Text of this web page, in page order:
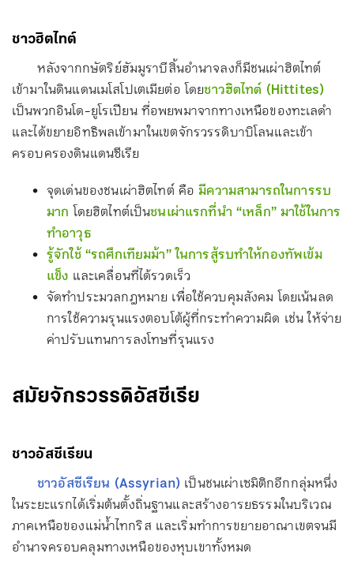
ชาวฮิตไทต์
หลังจากกษัตริย์ฮัมมูราบีสิ้นอำนาจลงก็มีชนเผ่าฮิตไทต์
เข้ามาในดินแดนเมโสโปเตเมียต่อ โดยชาวฮิตไทต์ (Hittites)
เป็นพวกอินโด-ยูโรเปียน ที่อพยพมาจากทางเหนือของทะเลดำ
และได้ขยายอิทธิพลเข้ามาในเขตจักรวรรดิบาบิโลนและเข้า
ครอบครองดินแดนซีเรีย
จุดเด่นของชนเผ่าฮิตไทต์ คือ มีความสามารถในการรบ
มาก โดยฮิตไทต์เป็นชนเผ่าแรกที่นำ “เหล็ก” มาใช้ในการ
ทำอาวุธ
รู้จักใช้ “รถศึกเทียมม้า” ในการสู้รบทำให้กองทัพเข้ม
แข็ง และเคลื่อนที่ได้รวดเร็ว
จัดทำประมวลกฎหมาย เพื่อใช้ควบคุมสังคม โดยเน้นลด
การใช้ความรุนแรงตอบโต้ผู้ที่กระทำความผิด เช่น ให้จ่าย
ค่าปรับแทนการลงโทษที่รุนแรง
สมัยจักรวรรดิอัสซีเรีย
ชาวอัสซีเรียน
ชาวอัสซีเรียน (Assyrian) เป็นชนเผ่าเซมิติกอีกกลุ่มหนึ่ง
ในระยะแรกได้เริ่มต้นตั้งถิ่นฐานและสร้างอารยธรรมในบริเวณ
ภาคเหนือของแม่น้ำไทกริส และเริ่มทำการขยายอาณาเขตจนมี
อำนาจครอบคลุมทางเหนือของหุบเขาทั้งหมด